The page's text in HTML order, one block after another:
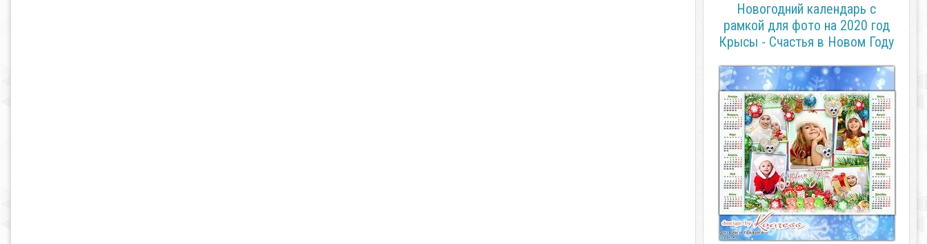
Новогодний календарь с
рамкой для фото на 2020 год
Крысы - Счастья в Новом Году